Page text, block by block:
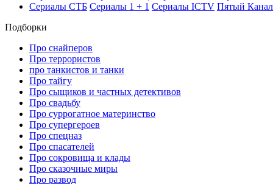
Се­риа­лы СТБ Се­риа­лы 1 + 1 Се­риа­лы ICTV Пя­тый Ка­нал
Подборки
Про снайперов
Про террористов
про танкистов и танки
Про тайгу
Про сыщиков и частных детективов
Про свадьбу
Про суррогатное материнство
Про супергероев
Про спецназ
Про спасателей
Про сокровища и клады
Про сказочные миры
Про развод